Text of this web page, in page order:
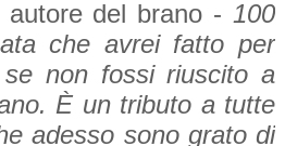
autore del brano -100
che avrei fatto per
non fossi riuscito a
È un tributo a tutte
adesso sono grato di